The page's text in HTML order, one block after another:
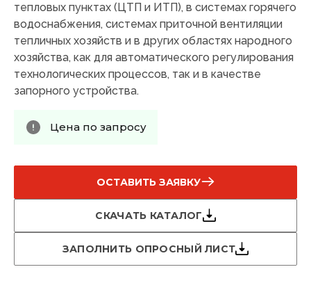
тепловых пунктах (ЦТП и ИТП), в системах горячего
водоснабжения, системах приточной вентиляции
тепличных хозяйств и в других областях народного
хозяйства, как для автоматического регулирования
технологических процессов, так и в качестве
запорного устройства.
Цена по запросу
ОСТАВИТЬ ЗАЯВКУ
СКАЧАТЬ КАТАЛОГ
ЗАПОЛНИТЬ ОПРОСНЫЙ ЛИСТ